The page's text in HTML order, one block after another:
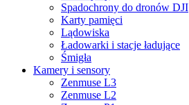
Spadochrony do dronów DJI
Karty pamięci
Lądowiska
Ładowarki i stacje ładujące
Śmigła
Kamery i sensory
Zenmuse L3
Zenmuse L2